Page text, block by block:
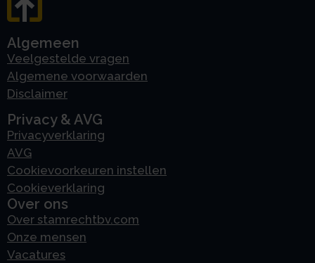
Algemeen
Veelgestelde vragen
Algemene voorwaarden
Disclaimer
Privacy & AVG
Privacyverklaring
AVG
Cookievoorkeuren instellen
Cookieverklaring
Over ons
Over stamrechtbv.com
Onze mensen
Vacatures